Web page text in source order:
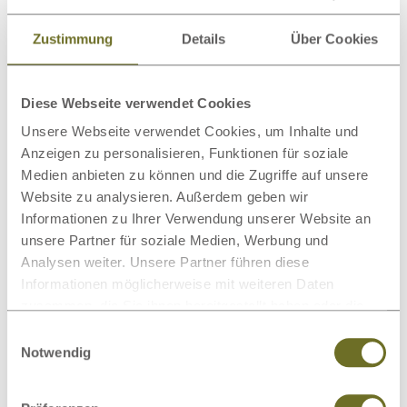
Zustimmung Details Über Cookies
Diese Webseite verwendet Cookies
Unsere Webseite verwendet Cookies, um Inhalte und
Anzeigen zu personalisieren, Funktionen für soziale
Medien anbieten zu können und die Zugriffe auf unsere
Website zu analysieren. Außerdem geben wir
Informationen zu Ihrer Verwendung unserer Website an
unsere Partner für soziale Medien, Werbung und
Analysen weiter. Unsere Partner führen diese
Informationen möglicherweise mit weiteren Daten
haben.
Notwendig
Einfache Montage
Weitere passende Kategorien zu diesem
Produkt